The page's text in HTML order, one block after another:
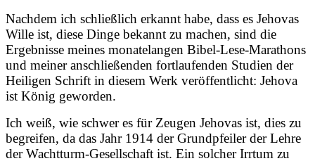
Nachdem ich schließlich erkannt habe, dass es Jehovas
Wille ist, diese Dinge bekannt zu machen, sind die
Ergebnisse meines monatelangen Bibel-Lese-Marathons
und meiner anschließenden fortlaufenden Studien der
Heiligen Schrift in diesem Werk veröffentlicht: Jehova
ist König geworden.
Ich weiß, wie schwer es für Zeugen Jehovas ist, dies zu
begreifen, da das Jahr 1914 der Grundpfeiler der Lehre
der Wachtturm-Gesellschaft ist. Ein solcher Irrtum zu